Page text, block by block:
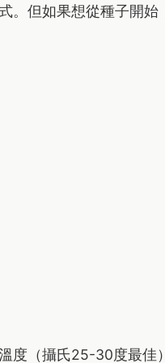
。但如果想從種子開始
度（攝氏25-30度最佳